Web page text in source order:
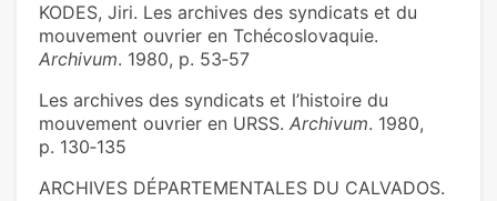
KODES, Jiri. Les archives des syndicats et du
mouvement ouvrier en Tchécoslovaquie.
Archivum. 1980, p. 53‑57
Les archives des syndicats et l’histoire du
mouvement ouvrier en URSS. Archivum. 1980,
p. 130‑135
ARCHIVES DÉPARTEMENTALES DU CALVADOS.